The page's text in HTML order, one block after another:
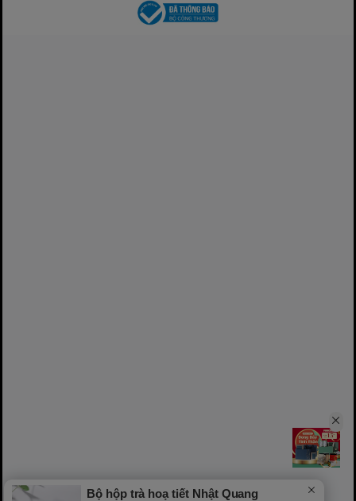
Bộ hộp trà hoạ tiết Nhật Quang